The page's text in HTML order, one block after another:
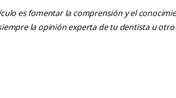
es fomentar la comprensión y el
la opinión experta de tu dentista u